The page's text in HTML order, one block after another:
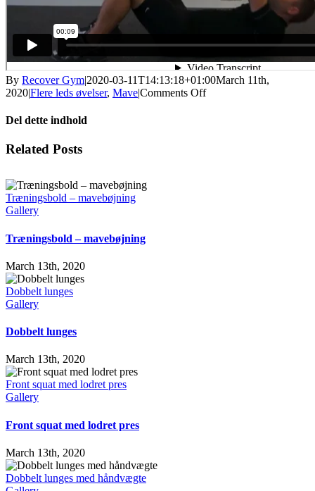
By Recover Gym|2020-03-11T14:13:18+01:00March 11th,
2020|Flere leds øvelser, Mave|Comments Off
Del dette indhold
Related Posts
Træningsbold – mavebøjning
Gallery
Træningsbold – mavebøjning
March 13th, 2020
Dobbelt lunges
Gallery
Dobbelt lunges
March 13th, 2020
Front squat med lodret pres
Gallery
Front squat med lodret pres
March 13th, 2020
Dobbelt lunges med håndvægte